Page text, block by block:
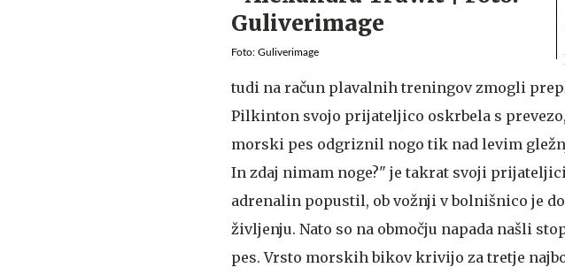
Foto: Guliverimage
tudi na račun plavalnih treningov zmogli
Pilkinton svojo prijateljico oskrbela s
morski pes odgriznil nogo tik nad levim
In zdaj nimam noge?" je takrat svoji
adrenalin popustil, ob vožnji v bolnišnico je
življenju. Nato so na območju napada našli
pes. Vrsto morskih bikov krivijo za tretje